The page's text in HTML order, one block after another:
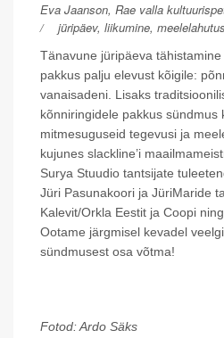
Eva Jaanson, Rae valla
jüripäev, liikumine, meelelahutus
Tänavune jüripäeva
pakkus palju elevust kõigile:
vanaisadeni. Lisaks
kõnniringidele pakkus sündmus
mitmesuguseid tegevusi ja
kujunes slackline’i
Surya Stuudio tantsijate
Jüri Pasunakoori ja JüriMaride
Kalevit/Orkla Eestit ja Coopi
Ootame järgmisel kevadel
sündmusest osa võtma!
Fotod: Ardo Säks